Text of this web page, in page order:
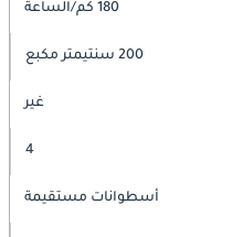
180 كم/الساعة
200 سنتيمتر مكبع
غير
4
أسطوانات مستقيمة